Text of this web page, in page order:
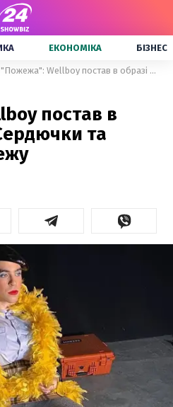
ЕКОНОМІКА БІЗНЕС
"Пожежа": Wellboy постав в образі Вєрки Сердючки та здивував мережу
постав в
та